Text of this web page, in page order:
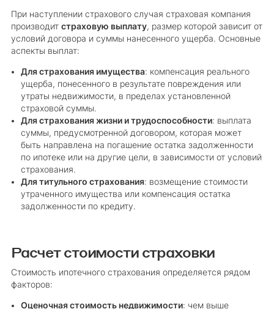
При наступлении страхового случая страховая компания
производит страховую выплату, размер которой зависит от
условий договора и суммы нанесенного ущерба. Основные
аспекты выплат:
Для страхования имущества: компенсация реального
ущерба, понесенного в результате повреждения или
утраты недвижимости, в пределах установленной
страховой суммы.
Для страхования жизни и трудоспособности: выплата
суммы, предусмотренной договором, которая может
быть направлена на погашение остатка задолженности
по ипотеке или на другие цели, в зависимости от условий
страхования.
Для титульного страхования: возмещение стоимости
утраченного имущества или компенсация остатка
задолженности по кредиту.
Расчет стоимости страховки
Стоимость ипотечного страхования определяется рядом
факторов:
Оценочная стоимость недвижимости: чем выше